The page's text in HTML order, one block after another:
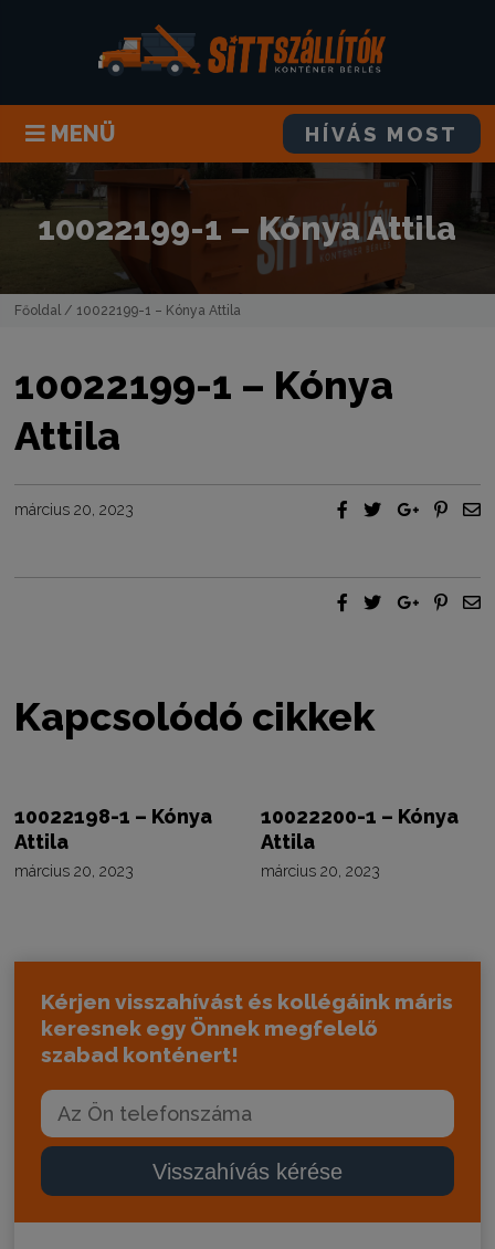
MENÜ HÍVÁS MOST
10022199-1 – Kónya Attila
Főoldal / 10022199-1 – Kónya Attila
10022199-1 – Kónya
Attila
március 20, 2023
Kapcsolódó cikkek
10022198-1 – Kónya
Attila
március 20, 2023
10022200-1 – Kónya
Attila
március 20, 2023
Kérjen visszahívást és kollégáink máris
keresnek egy Önnek megfelelő
szabad konténert!
Visszahívás kérése